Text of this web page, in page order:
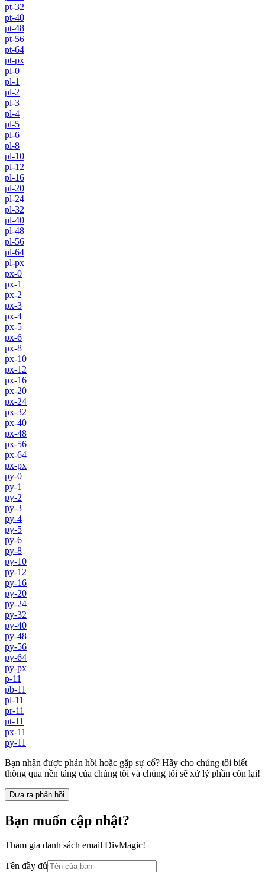
pt-32
pt-40
pt-48
pt-56
pt-64
pt-px
pl-0
pl-1
pl-2
pl-3
pl-4
pl-5
pl-6
pl-8
pl-10
pl-12
pl-16
pl-20
pl-24
pl-32
pl-40
pl-48
pl-56
pl-64
pl-px
px-0
px-1
px-2
px-3
px-4
px-5
px-6
px-8
px-10
px-12
px-16
px-20
px-24
px-32
px-40
px-48
px-56
px-64
px-px
py-0
py-1
py-2
py-3
py-4
py-5
py-6
py-8
py-10
py-12
py-16
py-20
py-24
py-32
py-40
py-48
py-56
py-64
py-px
p-11
pb-11
pl-11
pr-11
pt-11
px-11
py-11
Bạn nhận được phản hồi hoặc gặp sự cố? Hãy cho chúng tôi biết
thông qua nền tảng của chúng tôi và chúng tôi sẽ xử lý phần còn lại!
Đưa ra phản hồi
Bạn muốn cập nhật?
Tham gia danh sách email DivMagic!
Tên đầy đủ